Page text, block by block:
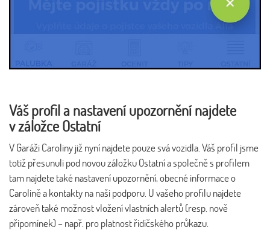
Váš profil a nastavení upozornění najdete
v záložce Ostatní
V Garáži Caroliny již nyní najdete pouze svá vozidla. Váš profil jsme
totiž přesunuli pod novou záložku Ostatní a společně s profilem
tam najdete také nastavení upozornění, obecné informace o
Carolině a kontakty na naši podporu. U vašeho profilu najdete
zároveň také možnost vložení vlastních alertů (resp. nově
připomínek) – např. pro platnost řidičského průkazu.